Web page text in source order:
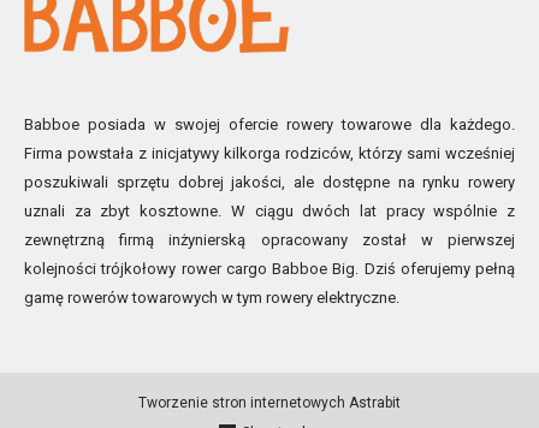
Babboe posiada w swojej ofercie rowery towarowe dla każdego.
Firma powstała z inicjatywy kilkorga rodziców, którzy sami wcześniej
poszukiwali sprzętu dobrej jakości, ale dostępne na rynku rowery
uznali za zbyt kosztowne. W ciągu dwóch lat pracy wspólnie z
zewnętrzną firmą inżynierską opracowany został w pierwszej
kolejności trójkołowy rower cargo Babboe Big. Dziś oferujemy pełną
gamę rowerów towarowych w tym rowery elektryczne.
Tworzenie stron internetowych Astrabit